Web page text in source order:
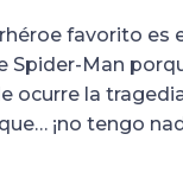
favorito es
Spider-Man
ocurre la
¡no tengo